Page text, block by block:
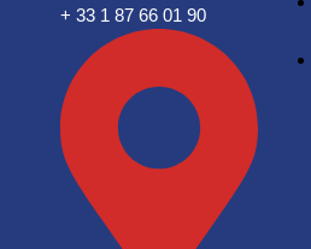
+ 33 1 87 66 01 90